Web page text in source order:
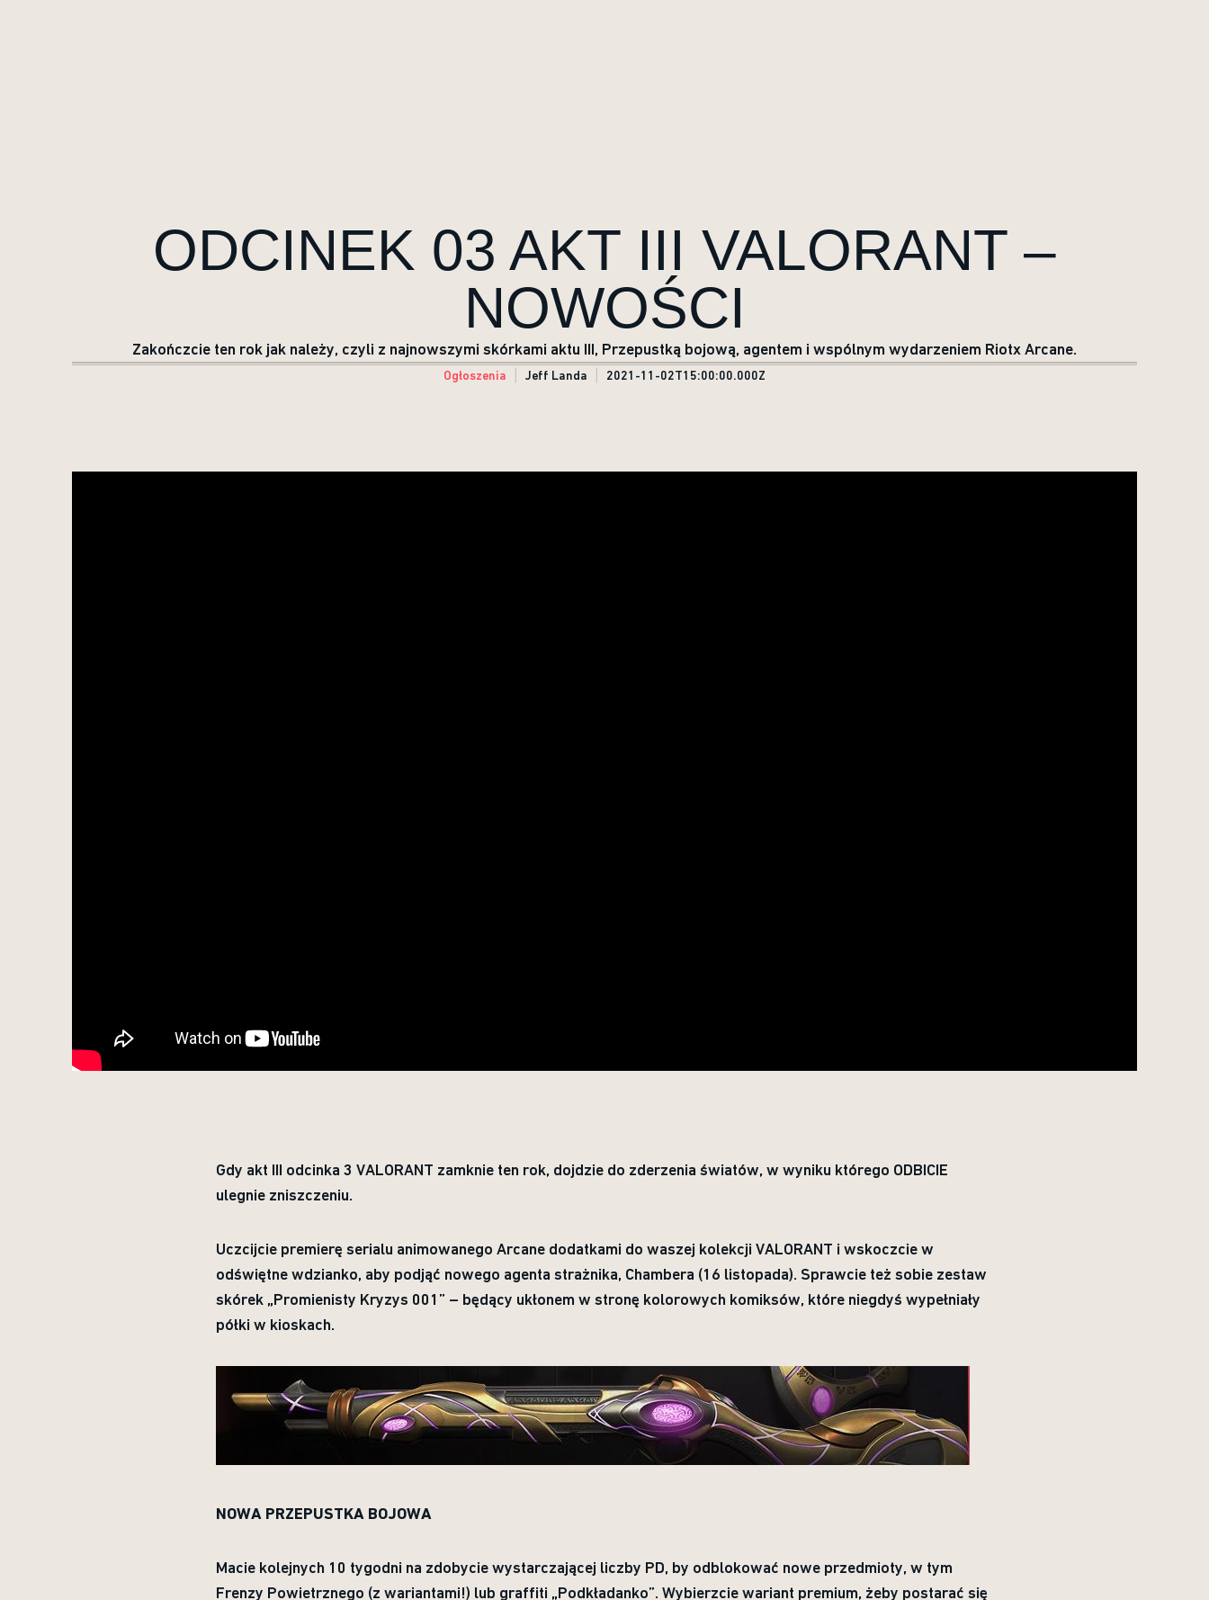
ODCINEK 03 AKT III VALORANT –
NOWOŚCI
Zakończcie ten rok jak należy, czyli z najnowszymi skórkami aktu III, Przepustką bojową, agentem i wspólnym wydarzeniem Riotx Arcane.
Ogłoszenia Jeff Landa 2021-11-02T15:00:00.000Z
Gdy akt III odcinka 3 VALORANT zamknie ten rok, dojdzie do zderzenia światów, w wyniku którego ODBICIE
ulegnie zniszczeniu.
Uczcijcie premierę serialu animowanego Arcane dodatkami do waszej kolekcji VALORANT i wskoczcie w
odświętne wdzianko, aby podjąć nowego agenta strażnika, Chambera (16 listopada). Sprawcie też sobie zestaw
skórek „Promienisty Kryzys 001” – będący ukłonem w stronę kolorowych komiksów, które niegdyś wypełniały
półki w kioskach.
NOWA PRZEPUSTKA BOJOWA
Macie kolejnych 10 tygodni na zdobycie wystarczającej liczby PD, by odblokować nowe przedmioty, w tym
Frenzy Powietrznego (z wariantami!) lub graffiti „Podkładanko”. Wybierzcie wariant premium, żeby postarać się